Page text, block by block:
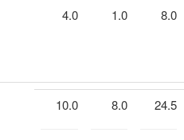
4.0 1.0 8.0
10.0 8.0 24.5